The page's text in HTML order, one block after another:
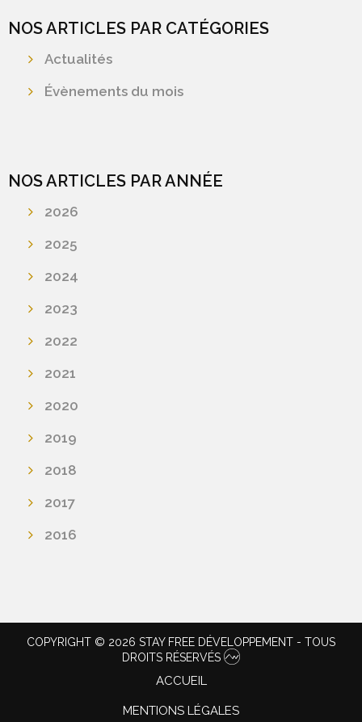
NOS ARTICLES PAR CATÉGORIES
Actualités
Évènements du mois
NOS ARTICLES PAR ANNÉE
2026
2025
2024
2023
2022
2021
2020
2019
2018
2017
2016
COPYRIGHT © 2026 STAY FREE DÉVELOPPEMENT - TOUS
DROITS RÉSERVÉS
ACCUEIL
MENTIONS LÉGALES